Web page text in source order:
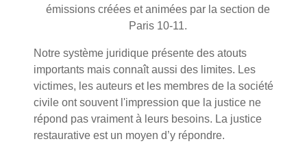
émissions créées et animées par la section de
Paris 10-11.
Notre système juridique présente des atouts
importants mais connaît aussi des limites. Les
victimes, les auteurs et les membres de la société
civile ont souvent l'impression que la justice ne
répond pas vraiment à leurs besoins. La justice
restaurative est un moyen d’y répondre.